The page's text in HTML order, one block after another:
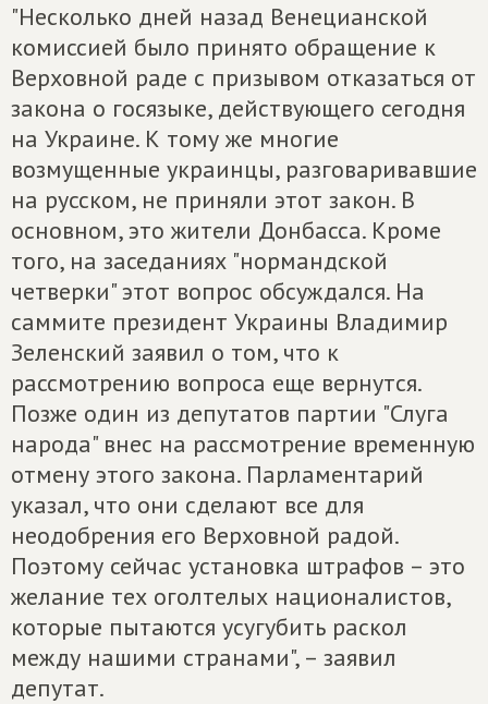
"Несколько дней назад Венецианской
комиссией было принято обращение к
Верховной раде с призывом отказаться от
закона о госязыке, действующего сегодня
на Украине. К тому же многие
возмущенные украинцы, разговаривавшие
на русском, не приняли этот закон. В
основном, это жители Донбасса. Кроме
того, на заседаниях "нормандской
четверки" этот вопрос обсуждался. На
саммите президент Украины Владимир
Зеленский заявил о том, что к
рассмотрению вопроса еще вернутся.
Позже один из депутатов партии "Слуга
народа" внес на рассмотрение временную
отмену этого закона. Парламентарий
указал, что они сделают все для
неодобрения его Верховной радой.
Поэтому сейчас установка штрафов – это
желание тех оголтелых националистов,
которые пытаются усугубить раскол
между нашими странами", – заявил
депутат.